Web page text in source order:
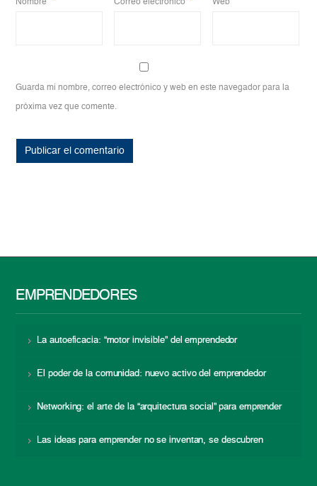
Nombre * Correo electrónico * Web
Guarda mi nombre, correo electrónico y web en este navegador para la
próxima vez que comente.
EMPRENDEDORES
La autoeficacia: “motor invisible” del emprendedor
El poder de la comunidad: nuevo activo del emprendedor
Networking: el arte de la “arquitectura social” para emprender
Las ideas para emprender no se inventan, se descubren